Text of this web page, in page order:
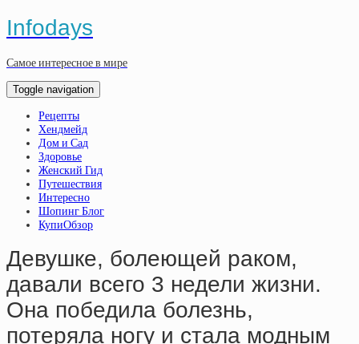
Infodays
Самое интересное в мире
Toggle navigation
Рецепты
Хендмейд
Дом и Сад
Здоровье
Женский Гид
Путешествия
Интересно
Шопинг Блог
КупиОбзор
Девушке, болеющей раком,
давали всего 3 недели жизни.
Она победила болезнь,
потеряла ногу и стала модным